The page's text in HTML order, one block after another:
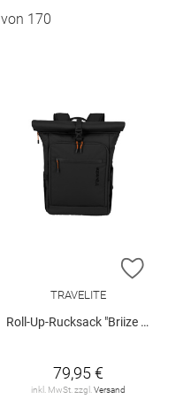
von 170
HINZUFÜGEN
ZUR
TRAVELITE
Roll-Up-Rucksack "Briize M"
79,95 €
inkl. MwSt. zzgl. Versand